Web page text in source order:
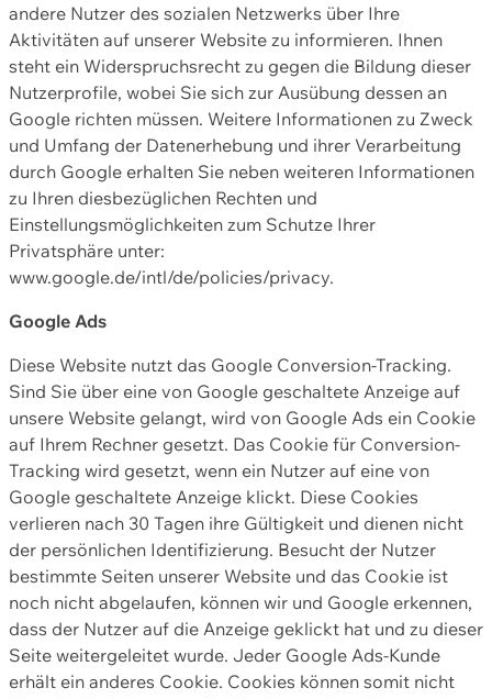
andere Nutzer des sozialen Netzwerks über Ihre
Aktivitäten auf unserer Website zu informieren. Ihnen
steht ein Widerspruchsrecht zu gegen die Bildung dieser
Nutzerprofile, wobei Sie sich zur Ausübung dessen an
Google richten müssen. Weitere Informationen zu Zweck
und Umfang der Datenerhebung und ihrer Verarbeitung
durch Google erhalten Sie neben weiteren Informationen
zu Ihren diesbezüglichen Rechten und
Einstellungsmöglichkeiten zum Schutze Ihrer
Privatsphäre unter:
www.google.de/intl/de/policies/privacy.
Google Ads
Diese Website nutzt das Google Conversion-Tracking.
Sind Sie über eine von Google geschaltete Anzeige auf
unsere Website gelangt, wird von Google Ads ein Cookie
auf Ihrem Rechner gesetzt. Das Cookie für Conversion-
Tracking wird gesetzt, wenn ein Nutzer auf eine von
Google geschaltete Anzeige klickt. Diese Cookies
verlieren nach 30 Tagen ihre Gültigkeit und dienen nicht
der persönlichen Identifizierung. Besucht der Nutzer
bestimmte Seiten unserer Website und das Cookie ist
noch nicht abgelaufen, können wir und Google erkennen,
dass der Nutzer auf die Anzeige geklickt hat und zu dieser
Seite weitergeleitet wurde. Jeder Google Ads-Kunde
erhält ein anderes Cookie. Cookies können somit nicht